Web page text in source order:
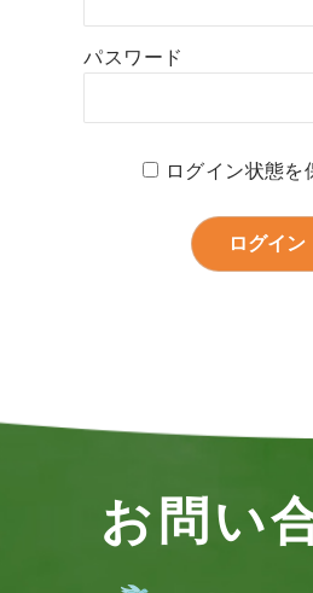
パスワード
ログイン状態を
お問い